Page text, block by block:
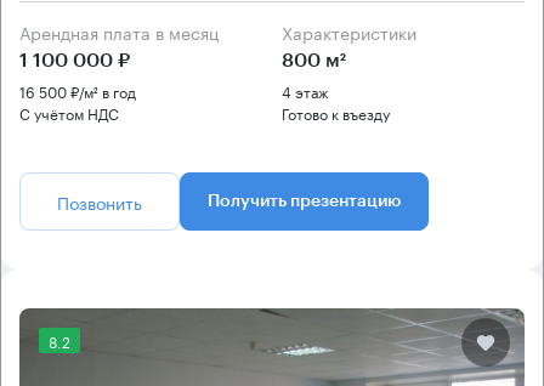
Арендная плата в месяц
1 100 000 ₽
16 500 ₽/м² в год
С учётом НДС
Характеристики
800 м²
4 этаж
Готово к въезду
Позвонить Получить презентацию
8.2